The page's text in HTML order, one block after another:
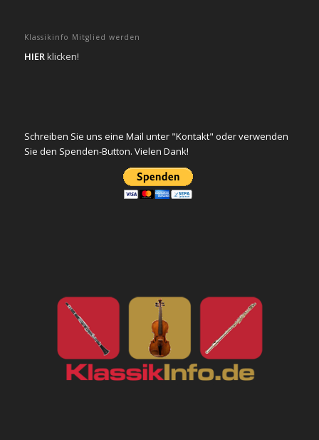
Klassikinfo Mitglied werden
HIERklicken!
Schreiben Sie uns eine Mail unter "Kontakt" oder verwenden
Sie den Spenden-Button. Vielen Dank!